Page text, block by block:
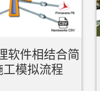
软件相结合简
模拟流程